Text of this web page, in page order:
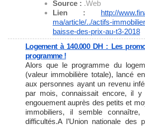
Source : .Web
Lien : http://
ma/article/../actifs-
baisse-des-prix-au-t3-2018
Logement à 140.000 DH : Les
programme !
Alors que le programme du
(valeur immobilière totale), lancé
aux personnes ayant un revenu
par mois, connaissait encore, il
engouement auprès des petits et
immobiliers, il semble connaître,
difficultés.A l’Union nationale des